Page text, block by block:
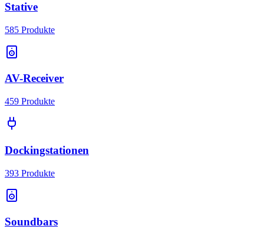
Stative
585 Produkte
AV-Receiver
459 Produkte
Dockingstationen
393 Produkte
Soundbars